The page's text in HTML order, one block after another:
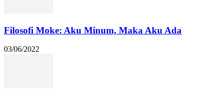
Filosofi Moke: Aku Minum, Maka Aku Ada
03/06/2022